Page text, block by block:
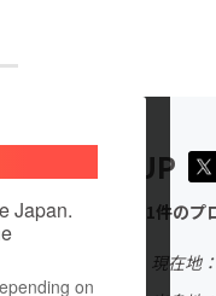
ト 注目のリターン
Japan.
on
DONXCUP
これまでに1件のプ
現在地